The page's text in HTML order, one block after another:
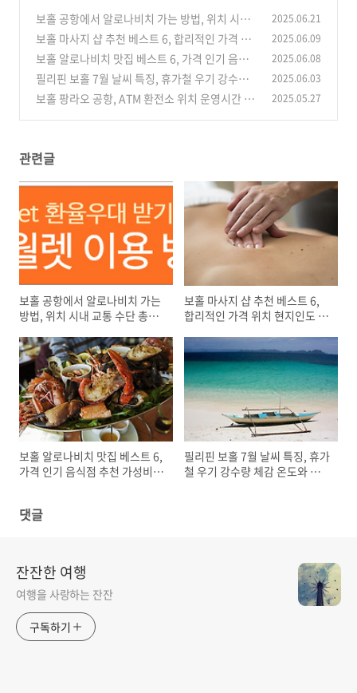
보홀 공항에서 알로나비치 가는 방법, 위치 시내
교통 수단 총정리 (0)
2025.06.21
보홀 마사지 샵 추천 베스트 6, 합리적인 가격 위
치 현지인도 즐겨찾는 곳
(0)
2025.06.09
보홀 알로나비치 맛집 베스트 6, 가격 인기 음식
점 추천 가성비 분위기
(0)
2025.06.08
필리핀 보홀 7월 날씨 특징, 휴가철 우기 강수량
체감 온도와 습도 옷차림 (0)
2025.06.03
보홀 팡라오 공항, ATM 환전소 위치 운영시간 환
2025.05.27
관련글
보홀 공항에서 알로나비치 가는
방법, 위치 시내 교통 수단 총정
보홀 마사지 샵 추천 베스트 6,
합리적인 가격 위치 현지인도 즐
보홀 알로나비치 맛집 베스트 6,
가격 인기 음식점 추천 가성비
필리핀 보홀 7월 날씨 특징, 휴가
철 우기 강수량 체감 온도와 습
댓글
잔잔한 여행
여행을 사랑하는 잔잔
구독하기